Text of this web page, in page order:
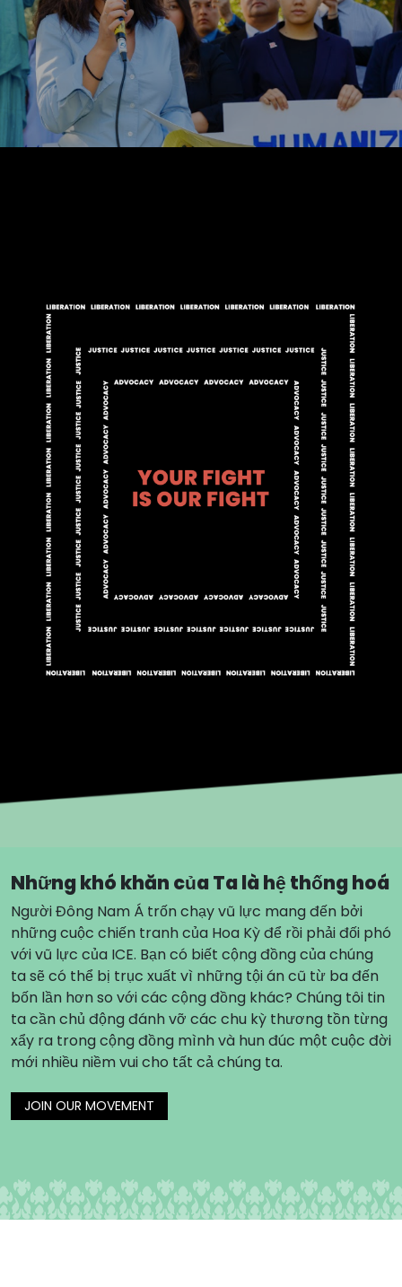
Những khó khăn của Ta là hệ thống hoá
Người Đông Nam Á trốn chạy vũ lực mang đến bởi
những cuộc chiến tranh của Hoa Kỳ để rồi phải đối phó
với vũ lực của ICE. Bạn có biết cộng đồng của chúng
ta sẽ có thể bị trục xuất vì những tội án cũ từ ba đến
bốn lần hơn so với các cộng đồng khác? Chúng tôi tin
ta cần chủ động đánh vỡ các chu kỳ thương tồn từng
xẩy ra trong cộng đồng mình và hun đúc một cuộc đời
mới nhiều niềm vui cho tất cả chúng ta.
JOIN OUR MOVEMENT